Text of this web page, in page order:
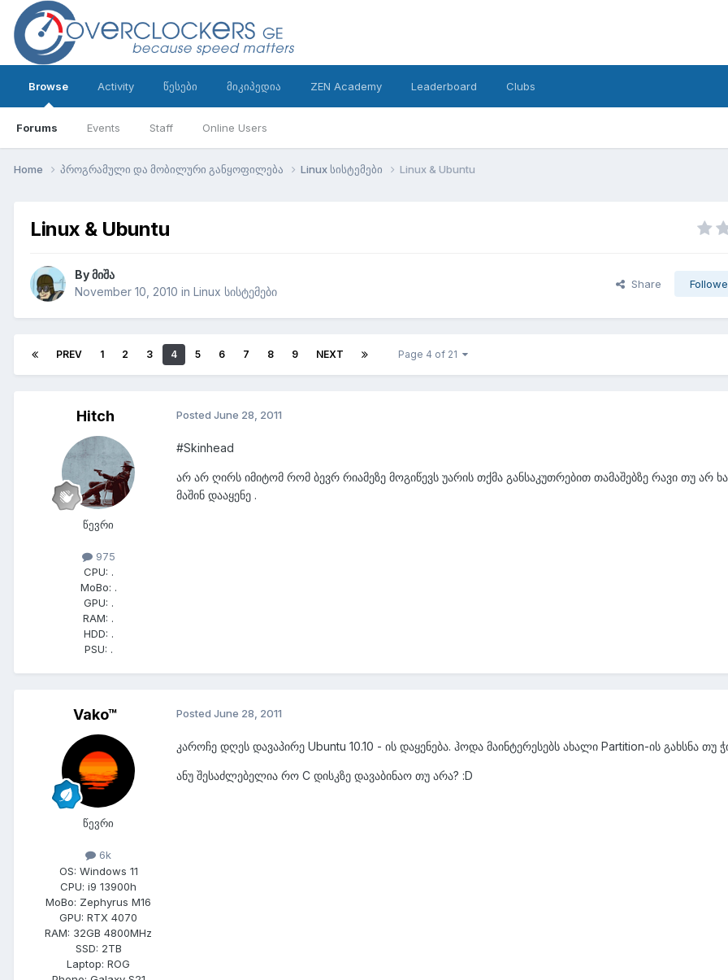
Browse
Forums Events Staff Online Users
Activity წესები მიკიპედია ZEN Academy Leaderboard Clubs
Home პროგრამული და მობილური განყოფილება Linux სისტემები Linux & Ubuntu
Linux & Ubuntu
Byმიშა
November 10, 2010 in Linux სისტემები
Share
PREV 1 2 3 4 5 6 7 8 9 NEXT Page 4 of 21
Hitch
წევრი
975
CPU: .
MoBo: .
GPU: .
RAM: .
HDD: .
PSU: .
Posted June 28, 2011
#Skinhead
არ არ ღირს იმიტომ რომ ბევრ რიამეზე მოგიწევს უარის თქმა განსაკუთრებით თამაშებზე რავი თუ არ
მაშინ დააყენე .
Vako™
წევრი
6k
OS: Windows 11
CPU: i9 13900h
MoBo: Zephyrus M16
GPU: RTX 4070
RAM: 32GB 4800MHz
SSD: 2TB
Laptop: ROG
Posted June 28, 2011
კაროჩე დღეს დავაპირე Ubuntu 10.10 - ის დაყენება. ჰოდა მაინტერესებს ახალი Partition-ის გახსნა თუ
ანუ შესაძლებელია რო C დისკზე დავაბინაო თუ არა? :D